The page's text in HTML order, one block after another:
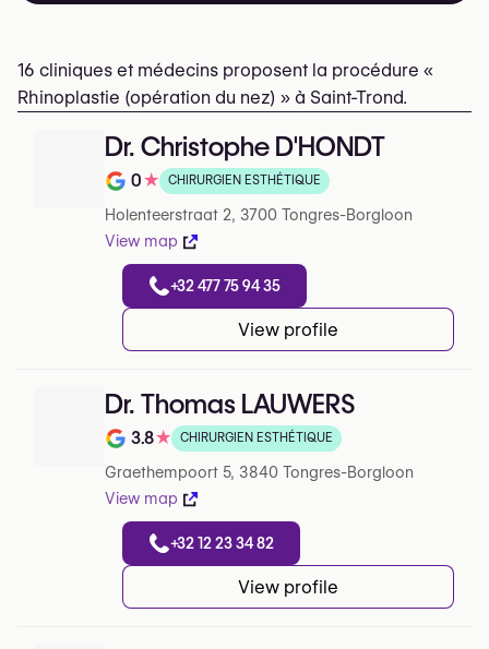
16 cliniques et médecins proposent la procédure «
Rhinoplastie (opération du nez) » à Saint-Trond.
Dr. Christophe D'HONDT
Note de 0 sur 5 sur Google
0★ CHIRURGIEN ESTHÉTIQUE
Holenteerstraat 2, 3700 Tongres-Borgloon
View map
+32 477 75 94 35
View profile
Dr. Thomas LAUWERS
Note de 3.8 sur 5 sur Google
3.8★ CHIRURGIEN ESTHÉTIQUE
Graethempoort 5, 3840 Tongres-Borgloon
View map
+32 12 23 34 82
View profile